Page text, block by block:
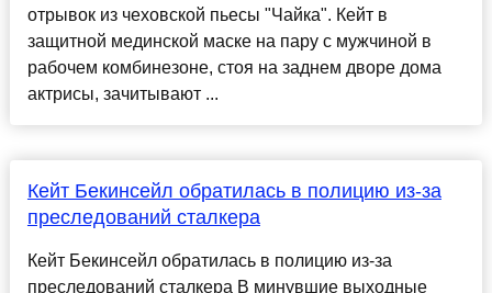
отрывок из чеховской пьесы "Чайка". Кейт в
защитной мединской маске на пару с мужчиной в
рабочем комбинезоне, стоя на заднем дворе дома
актрисы, зачитывают ...
Кейт Бекинсейл обратилась в полицию из-за
преследований сталкера
Кейт Бекинсейл обратилась в полицию из-за
преследований сталкера В минувшие выходные